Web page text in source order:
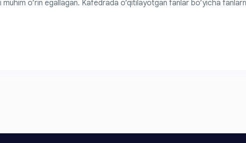
muhim o‘rin egallagan. Kafedrada o‘qitilayotgan fanlar bo‘yicha